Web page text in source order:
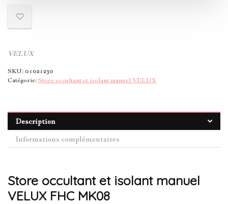
VELUX
SKU:01021230
Catégorie:Store occultant et isolant manuel VELUX
Description
Informations complémentaires
Store occultant et isolant manuel
VELUX FHC MK08